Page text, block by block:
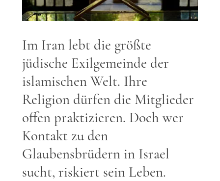
Im Iran lebt die größte
jüdische Exilgemeinde der
islamischen Welt. Ihre
Religion dürfen die Mitglieder
offen praktizieren. Doch wer
Kontakt zu den
Glaubensbrüdern in Israel
sucht, riskiert sein Leben.